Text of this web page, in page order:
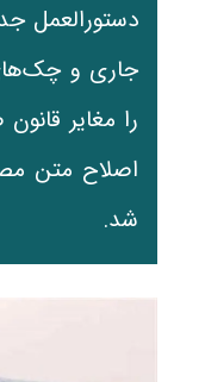
دستورالعمل
جاری و
را مغایر
اصلاح متن
شد.